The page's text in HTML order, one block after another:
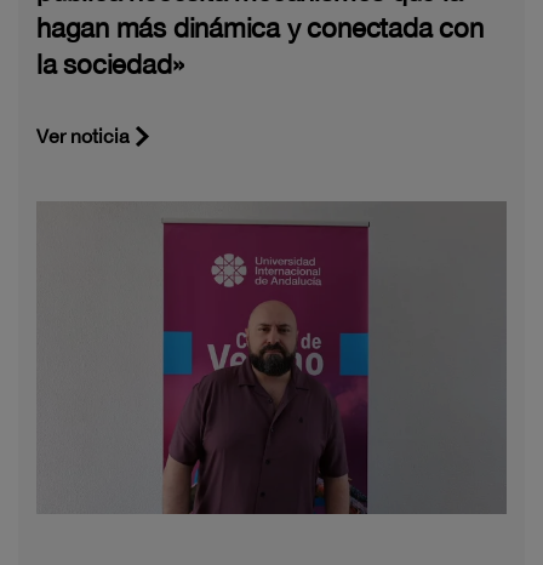
hagan más dinámica y conectada con
la sociedad»
Ver noticia